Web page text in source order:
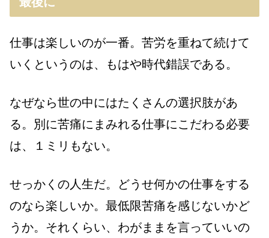
仕事は楽しいのが一番。苦労を重ねて続けて
いくというのは、もはや時代錯誤である。
なぜなら世の中にはたくさんの選択肢があ
る。別に苦痛にまみれる仕事にこだわる必要
は、１ミリもない。
せっかくの人生だ。どうせ何かの仕事をする
のなら楽しいか。最低限苦痛を感じないかど
うか。それくらい、わがままを言っていいの